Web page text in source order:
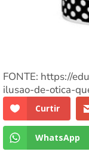
FONTE: https://
ilusao-de-otica-
Curtir
WhatsApp